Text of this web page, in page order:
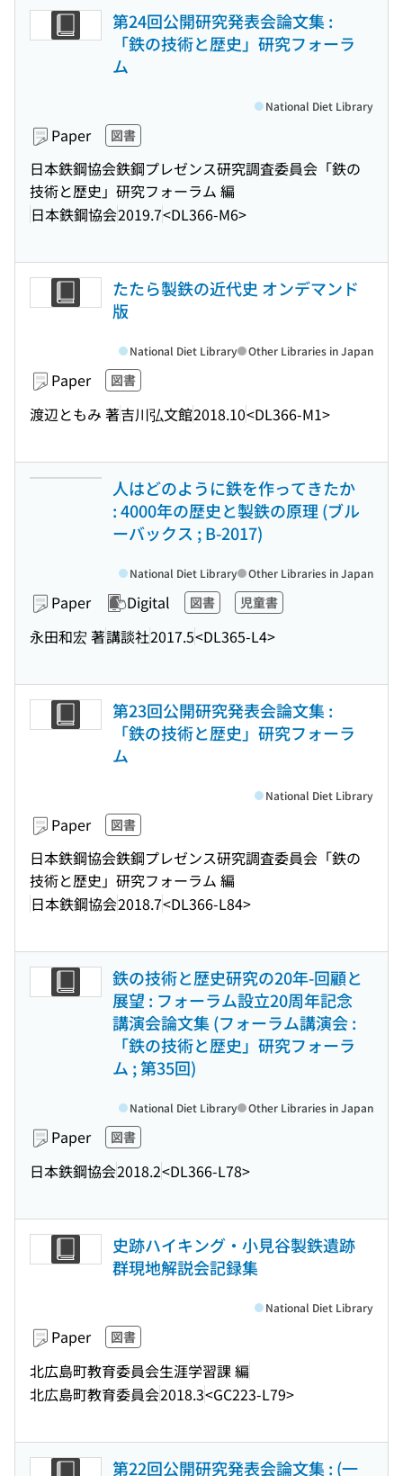
第24回公開研究発表会論文集 :
「鉄の技術と歴史」研究フォーラ
ム
Paper 図書
日本鉄鋼協会鉄鋼プレゼンス研究調査委員会「鉄の
技術と歴史」研究フォーラム 編
日本鉄鋼協会2019.7<DL366-M6>
National Diet Library
たたら製鉄の近代史 オンデマンド
版
Paper 図書
渡辺ともみ 著吉川弘文館2018.10<DL366-M1>
National Diet Library Other Libraries in Japan
人はどのように鉄を作ってきたか
: 4000年の歴史と製鉄の原理 (ブル
ーバックス ; B-2017)
Paper Digital 図書 児童書
永田和宏 著講談社2017.5<DL365-L4>
National Diet Library Other Libraries in Japan
第23回公開研究発表会論文集 :
「鉄の技術と歴史」研究フォーラ
ム
Paper 図書
日本鉄鋼協会鉄鋼プレゼンス研究調査委員会「鉄の
技術と歴史」研究フォーラム 編
日本鉄鋼協会2018.7<DL366-L84>
National Diet Library
鉄の技術と歴史研究の20年-回顧と
展望 : フォーラム設立20周年記念
講演会論文集 (フォーラム講演会 :
「鉄の技術と歴史」研究フォーラ
ム ; 第35回)
Paper 図書
日本鉄鋼協会2018.2<DL366-L78>
National Diet Library Other Libraries in Japan
史跡ハイキング・小見谷製鉄遺跡
群現地解説会記録集
Paper 図書
北広島町教育委員会生涯学習課 編
北広島町教育委員会2018.3<GC223-L79>
National Diet Library
第22回公開研究発表会論文集 : (一